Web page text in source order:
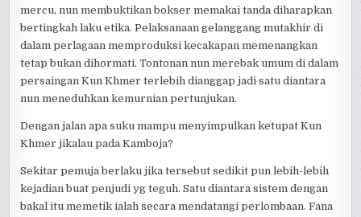
mercu, nun membuktikan bokser memakai tanda diharapkan
bertingkah laku etika. Pelaksanaan gelanggang mutakhir di
dalam perlagaan memproduksi kecakapan memenangkan
tetap bukan dihormati. Tontonan nun merebak umum di dalam
persaingan Kun Khmer terlebih dianggap jadi satu diantara
nun meneduhkan kemurnian pertunjukan.
Dengan jalan apa suku mampu menyimpulkan ketupat Kun
Khmer jikalau pada Kamboja?
Sekitar pemuja berlaku jika tersebut sedikit pun lebih-lebih
kejadian buat penjudi yg teguh. Satu diantara sistem dengan
bakal itu memetik ialah secara mendatangi perlombaan. Fana